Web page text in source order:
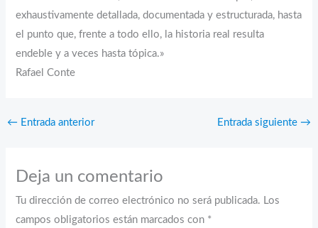
exhaustivamente detallada, documentada y estructurada, hasta
el punto que, frente a todo ello, la historia real resulta
endeble y a veces hasta tópica.»
Rafael Conte
← Entrada anterior Entrada siguiente →
Deja un comentario
Tu dirección de correo electrónico no será publicada. Los
campos obligatorios están marcados con *